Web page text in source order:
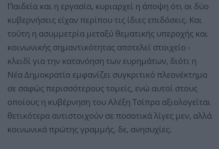
Παιδεία και η εργασία, κυριαρχεί η άποψη ότι οι δύο
κυβερνήσεις είχαν περίπου τις ίδιες επιδόσεις. Και
τούτη η ασυμμετρία μεταξύ θεματικής υπεροχής και
κοινωνικής σημαντικότητας αποτελεί στοιχείο -
κλειδί για την κατανόηση των ευρημάτων, διότι η
Νέα Δημοκρατία εμφανίζει συγκριτικό πλεονέκτημα
σε σαφώς περισσότερους τομείς, ενώ αυτοί στους
οποίους η κυβέρνηση του Αλέξη Τσίπρα αξιολογείται
θετικότερα αντιστοιχούν σε ποσοτικά λίγες μεν, αλλά
κοινωνικά πρώτης γραμμής, δε, ανησυχίες.